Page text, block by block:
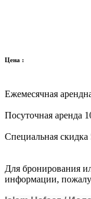
Цена :
Ежемесячная
Посуточная аренда
Специальная
Для бронирования
информации,